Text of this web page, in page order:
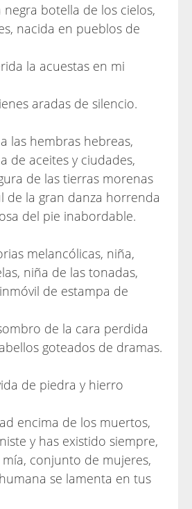
botella de los cielos,
nacida en pueblos de
la acuestas en mi
aradas de silencio.
las hembras hebreas,
de aceites y ciudades,
de las tierras morenas
de la gran danza horrenda
del pie inabordable.
melancólicas, niña,
niña de las tonadas,
de estampa de
de la cara perdida
goteados de dramas.
de piedra y hierro
encima de los muertos,
y has existido siempre,
conjunto de mujeres,
se lamenta en tus